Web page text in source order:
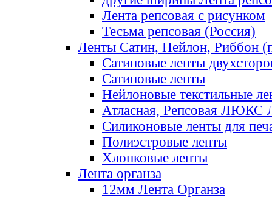
Лента репсовая с рисунком
Тесьма репсовая (Россия)
Ленты Сатин, Нейлон, Риббон
Сатиновые ленты
Сатиновые ленты
Нейлоновые текстильные
Атласная, Репсовая ЛЮКС
Силиконовые ленты для
Полиэстровые ленты
Хлопковые ленты
Лента органза
12мм Лента Органза